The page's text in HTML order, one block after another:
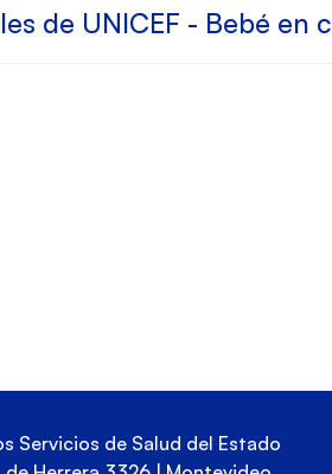
de UNICEF - Bebé en
Servicios de Salud del Estado